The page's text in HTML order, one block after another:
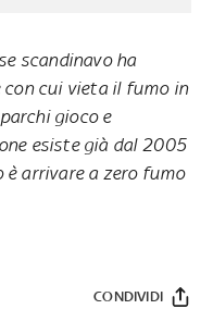
scandinavo ha
cui vieta il fumo in
gioco e
esiste già dal 2005
è arrivare a zero fumo
CONDIVIDI